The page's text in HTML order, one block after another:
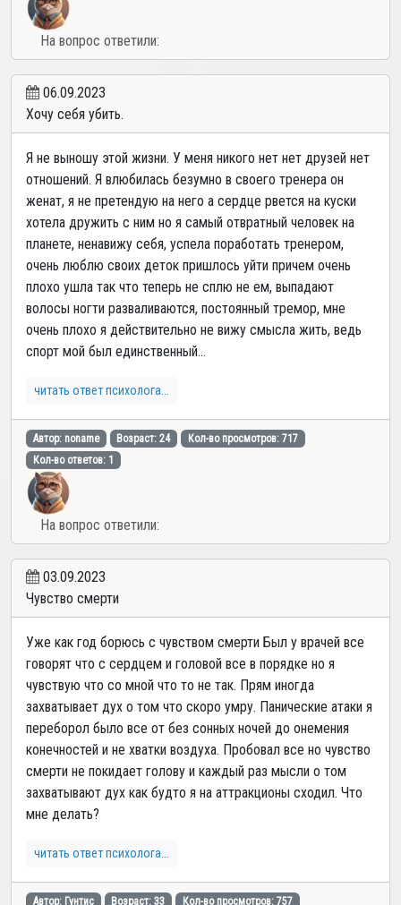
На вопрос ответили:
06.09.2023
Хочу себя убить.
Я не выношу этой жизни. У меня никого нет нет друзей нет
отношений. Я влюбилась безумно в своего тренера он
женат, я не претендую на него а сердце рвется на куски
хотела дружить с ним но я самый отвратный человек на
планете, ненавижу себя, успела поработать тренером,
очень люблю своих деток пришлось уйти причем очень
плохо ушла так что теперь не сплю не ем, выпадают
волосы ногти разваливаются, постоянный тремор, мне
очень плохо я действительно не вижу смысла жить, ведь
спорт мой был единственный...
читать ответ психолога...
Автор: noname Возраст: 24
Кол-во просмотров: 717
Кол-во ответов: 1
На вопрос ответили:
03.09.2023
Чувство смерти
Уже как год борюсь с чувством смерти Был у врачей все
говорят что с сердцем и головой все в порядке но я
чувствую что со мной что то не так. Прям иногда
захватывает дух о том что скоро умру. Панические атаки я
переборол было все от без сонных ночей до онемения
конечностей и не хватки воздуха. Пробовал все но чувство
смерти не покидает голову и каждый раз мысли о том
захватывают дух как будто я на аттракционы сходил. Что
мне делать?
читать ответ психолога...
Автор: Гунтис Возраст: 33
Кол-во просмотров: 757